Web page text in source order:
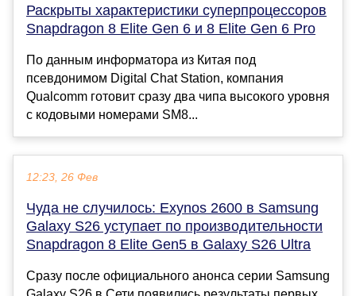
Раскрыты характеристики суперпроцессоров
Snapdragon 8 Elite Gen 6 и 8 Elite Gen 6 Pro
По данным информатора из Китая под
псевдонимом Digital Chat Station, компания
Qualcomm готовит сразу два чипа высокого уровня
с кодовыми номерами SM8...
12:23, 26 Фев
Чуда не случилось: Exynos 2600 в Samsung
Galaxy S26 уступает по производительности
Snapdragon 8 Elite Gen5 в Galaxy S26 Ultra
Сразу после официального анонса серии Samsung